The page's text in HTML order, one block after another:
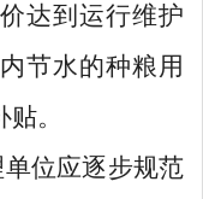
达到运行维护
节水的种粮用
贴。
单位应逐步规范